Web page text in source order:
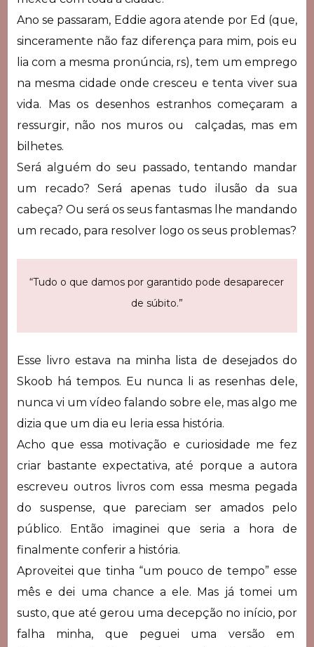
Ano se passaram, Eddie agora atende por Ed (que,
sinceramente não faz diferença para mim, pois eu
lia com a mesma pronúncia, rs), tem um emprego
na mesma cidade onde cresceu e tenta viver sua
vida. Mas os desenhos estranhos começaram a
ressurgir, não nos muros ou calçadas, mas em
bilhetes.
Será alguém do seu passado, tentando mandar
um recado? Será apenas tudo ilusão da sua
cabeça? Ou será os seus fantasmas lhe mandando
um recado, para resolver logo os seus problemas?
“Tudo o que damos por garantido pode desaparecer
de súbito.”
Esse livro estava na minha lista de desejados do
Skoob há tempos. Eu nunca li as resenhas dele,
nunca vi um vídeo falando sobre ele, mas algo me
dizia que um dia eu leria essa história.
Acho que essa motivação e curiosidade me fez
criar bastante expectativa, até porque a autora
escreveu outros livros com essa mesma pegada
do suspense, que pareciam ser amados pelo
público. Então imaginei que seria a hora de
finalmente conferir a história.
Aproveitei que tinha “um pouco de tempo” esse
mês e dei uma chance a ele. Mas já tomei um
susto, que até gerou uma decepção no início, por
falha minha, que peguei uma versão em